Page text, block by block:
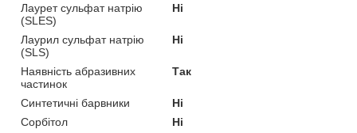
Лаурет сульфат натрію
(SLES)
Ні
Лаурил сульфат натрію
(SLS)
Ні
Наявність абразивних
частинок
Так
Синтетичні барвники
Ні
Сорбітол
Ні